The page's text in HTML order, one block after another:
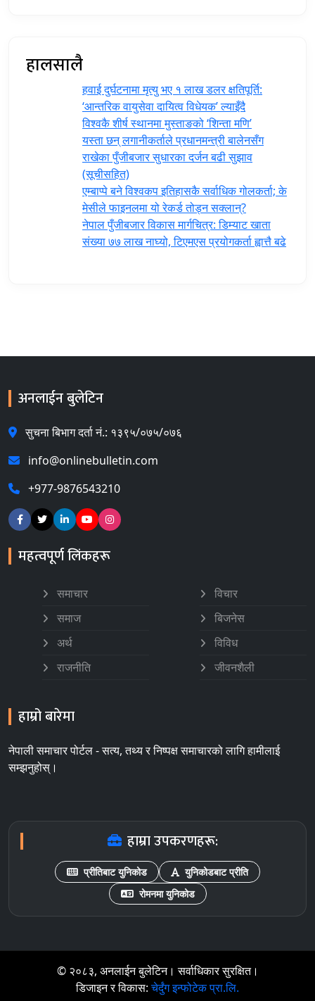
हालसालै
हवाई दुर्घटनामा मृत्यु भए १ लाख डलर क्षतिपूर्ति:
‘आन्तरिक वायुसेवा दायित्व विधेयक’ ल्याइँदै
विश्वकै शीर्ष स्थानमा मुस्ताङको ‘शिन्ता मणि’
यस्ता छन् लगानीकर्ताले प्रधानमन्त्री ‍बालेनसँग
राखेका पुँजीबजार सुधारका दर्जन बढी सुझाव
(सूचीसहित)
एम्बाप्पे बने विश्वकप इतिहासकै सर्वाधिक गोलकर्ता; के
मेसीले फाइनलमा यो रेकर्ड तोड्न सक्लान्?
नेपाल पुँजीबजार विकास मार्गचित्र: डिम्याट खाता
संख्या ७७ लाख नाघ्यो, टिएमएस प्रयोगकर्ता ह्वात्तै बढे
अनलाईन बुलेटिन
सुचना बिभाग दर्ता नं.: १३९५/०७५/०७६
info@onlinebulletin.com
+977-9876543210
महत्वपूर्ण लिंकहरू
समाचार
समाज
अर्थ
राजनीति
विचार
बिजनेस
विविध
जीवनशैली
हाम्रो बारेमा
नेपाली समाचार पोर्टल - सत्य, तथ्य र निष्पक्ष समाचारको लागि हामीलाई
सम्झनुहोस्।
हाम्रा उपकरणहरू:
प्रीतिबाट युनिकोड
युनिकोडबाट प्रीति
रोमनमा युनिकोड
© २०८३, अनलाईन बुलेटिन। सर्वाधिकार सुरक्षित।
डिजाइन र विकास:चेर्दुंग इन्फोटेक प्रा.लि.